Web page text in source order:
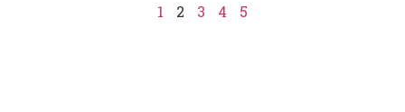
1 2 3 4 5